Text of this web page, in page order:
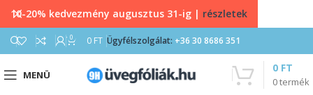
0 0 FT Ügyfélszolgálat: +36 30 8686 351
MENÜ
0termék
0 FT
10-20% kedvezmény augusztus 31-ig | részletek